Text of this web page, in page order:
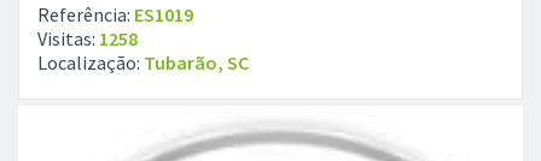
Referência: ES1019
Visitas: 1258
Localização: Tubarão, SC